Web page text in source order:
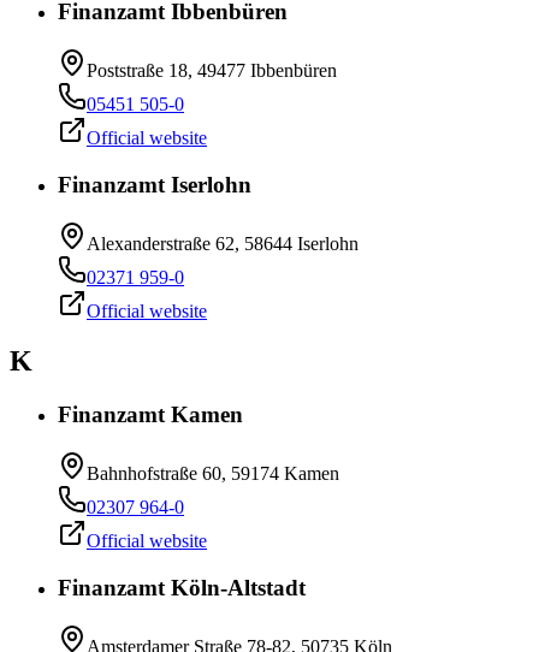
Finanzamt Ibbenbüren
Poststraße 18, 49477 Ibbenbüren
05451 505-0
Official website
Finanzamt Iserlohn
Alexanderstraße 62, 58644 Iserlohn
02371 959-0
Official website
K
Finanzamt Kamen
Bahnhofstraße 60, 59174 Kamen
02307 964-0
Official website
Finanzamt Köln-Altstadt
Amsterdamer Straße 78-82, 50735 Köln